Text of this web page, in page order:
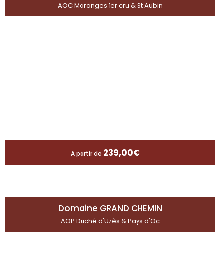
AOC Maranges 1er cru & St Aubin
A partir de 239,00€
Domaine GRAND CHEMIN
AOP Duché d'Uzès & Pays d'Oc